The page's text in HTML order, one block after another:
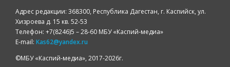
Адрес редакции: 368300, Республика Дагестан, г. Каспийск, ул.
Хизроева д. 15 кв. 52-53
Телефон: +7(8246)5 – 28-60 МБУ «Каспий-медиа»
E-mail: Kas62@yandex.ru
©️МБУ «Каспий-медиа», 2017-2026г.